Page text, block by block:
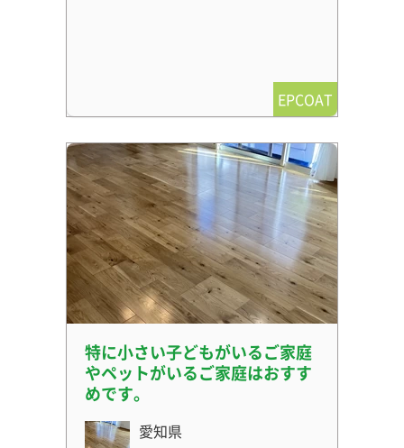
EPCOAT
特に小さい子どもがいるご家庭
やペットがいるご家庭はおすす
めです。
愛知県